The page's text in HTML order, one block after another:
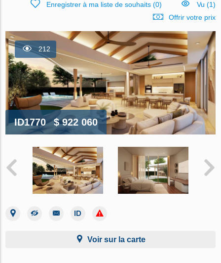
Enregistrer à ma liste de souhaits(0)
Vu (1)
Offrir votre prix
212
ID1770 $ 922 060
Voir sur la carte